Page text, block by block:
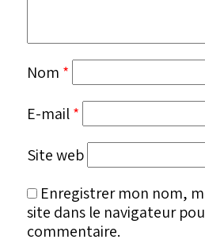
Nom *
E-mail*
Site web
Enregistrer mon nom,
site dans le navigateur
commentaire.